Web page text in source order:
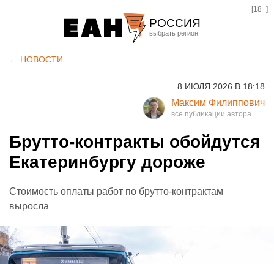
РОССИЯ
Курган
Оренбург
[18+]
← НОВОСТИ
8 ИЮЛЯ 2026 В 18:18
Максим Филиппович
Брутто-контракты обойдутся
Екатеринбургу дороже
Стоимость оплаты работ по брутто-контрактам
выросла